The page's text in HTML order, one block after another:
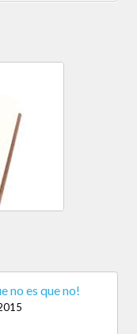
no es que no!